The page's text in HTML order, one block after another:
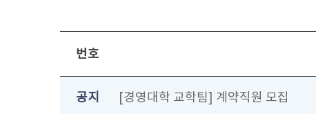
번호
공지 [경영대학 교학팀] 계약직원 모집